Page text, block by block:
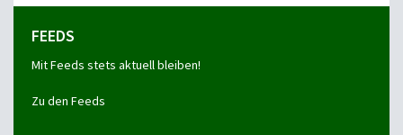
FEEDS
Mit Feeds stets aktuell bleiben!
Zu den Feeds